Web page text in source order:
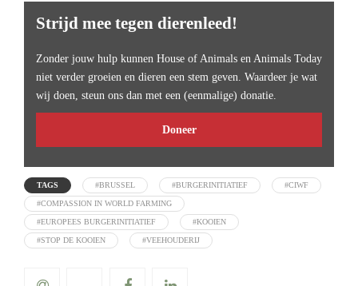
Strijd mee tegen dierenleed!
Zonder jouw hulp kunnen House of Animals en Animals Today
niet verder groeien en dieren een stem geven. Waardeer je wat
wij doen, steun ons dan met een (eenmalige) donatie.
Doneer
TAGS #BRUSSEL #BURGERINITIATIEF #CIWF
#COMPASSION IN WORLD FARMING
#EUROPEES BURGERINITIATIEF #KOOIEN
#STOP DE KOOIEN #VEEHOUDERIJ